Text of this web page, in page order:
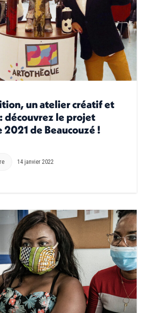
un atelier créatif et
découvrez le projet
de Beaucouzé !
14 janvier 2022